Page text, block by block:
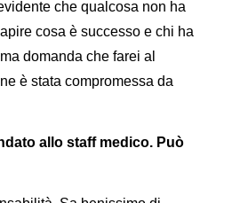
che qualcosa non ha
cosa è successo e chi ha
domanda che farei al
è stata compromessa da
allo staff medico. Può